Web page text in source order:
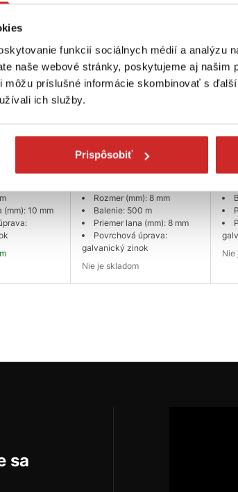
funkcií sociálnych médií a analýzu
naše webové stránky, poskytujeme aj našim
môžu príslušné informácie skombinovať s
ich služby.
Prispôsobiť
(mm): 10 mm
- veľký návin 8mm
473,55 €
Rozmer (mm): 8 mm
Balenie: 500 m
Priemer lana (mm): 8 mm
Povrchová úprava:
galvanický zinok
Nie je skladom
-
sa